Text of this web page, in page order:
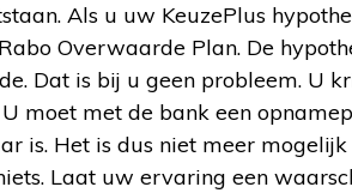
Als u uw KeuzePlus
Overwaarde Plan. De
Dat is bij u geen probleem. U
moet met de bank een
is. Het is dus niet meer
Laat uw ervaring een